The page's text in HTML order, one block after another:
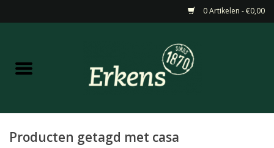
0 Artikelen - €0,00
Home
Producten getagd met casa